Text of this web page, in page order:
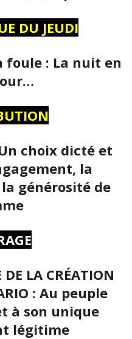
DU JEUDI
foule : La nuit en
Un choix dicté et
la
générosité de
LA CRÉATION
: Au peuple
à son unique
légitime